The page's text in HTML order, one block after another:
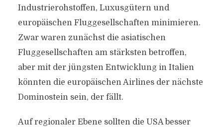
Industrierohstoffen, Luxusgütern und
europäischen Fluggesellschaften minimieren.
Zwar waren zunächst die asiatischen
Fluggesellschaften am stärksten betroffen,
aber mit der jüngsten Entwicklung in Italien
könnten die europäischen Airlines der nächste
Dominostein sein, der fällt.
Auf regionaler Ebene sollten die USA besser